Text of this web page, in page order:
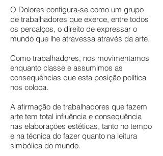
O Dolores configura-se como um grupo
de trabalhadores que exerce, entre todos
os percalços, o direito de expressar o
mundo que lhe atravessa através da arte.
Como trabalhadores, nos movimentamos
enquanto classe e assumimos as
consequências que esta posição política
nos coloca.
A afirmação de trabalhadores que fazem
arte tem total influência e consequência
nas elaborações estéticas, tanto no tempo
e na técnica do fazer quanto na leitura
simbólica do mundo.